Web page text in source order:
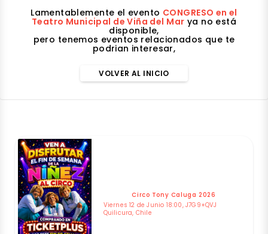
Lamentablemente el evento CONGRESO en el
Teatro Municipal de Viña del Mar ya no está
disponible,
pero tenemos eventos relacionados que te
podrian interesar,
VOLVER AL INICIO
Circo Tony Caluga 2026
Viernes 12 de Junio 18:00, J7G9+QVJ
Quilicura, Chile